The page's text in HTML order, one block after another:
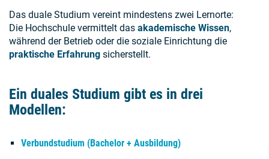
Das duale Studium vereint mindestens zwei Lernorte:
Die Hochschule vermittelt das akademische Wissen,
während der Betrieb oder die soziale Einrichtung die
praktische Erfahrung sicherstellt.
Ein duales Studium gibt es in drei
Modellen:
Verbundstudium (Bachelor + Ausbildung)